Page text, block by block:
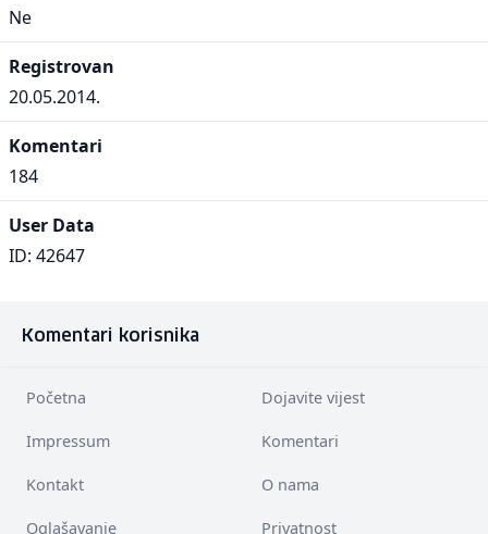
Ne
Registrovan
20.05.2014.
Komentari
184
User Data
ID: 42647
Komentari korisnika
Početna Dojavite vijest
Impressum Komentari
Kontakt O nama
Oglašavanje Privatnost